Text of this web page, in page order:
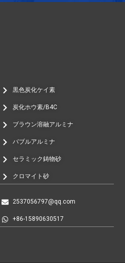
黒色炭化ケイ素
炭化ホウ素/B4C
ブラウン溶融アルミナ
バブルアルミナ
セラミック鋳物砂
クロマイト砂
2537056797@qq.com
+86-15890630517